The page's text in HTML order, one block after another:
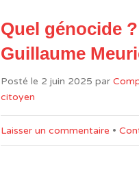
Quel génocide
Guillaume
Posté le 2 juin 2025 par
citoyen
Laisser un commentaire •